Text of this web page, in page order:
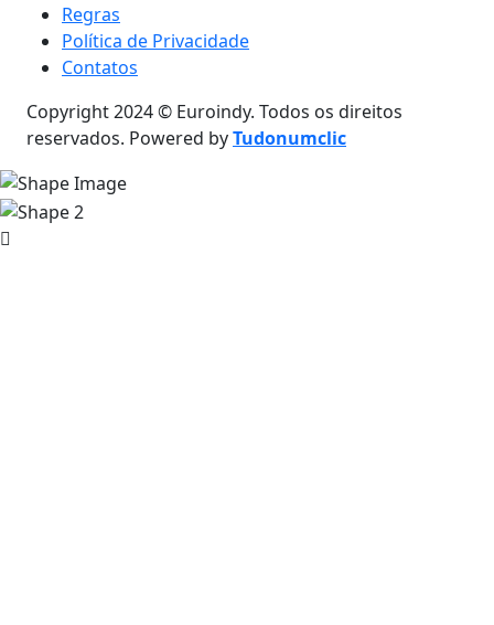
Regras
Política de Privacidade
Contatos
Copyright 2024 © Euroindy. Todos os direitos
reservados. Powered byTudonumclic